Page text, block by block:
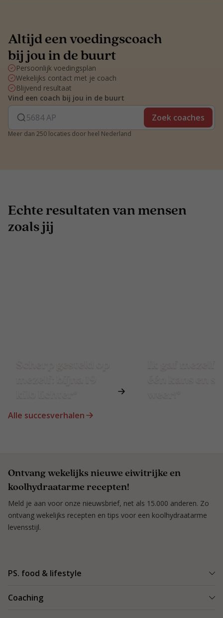
Altijd een voedingscoach
bij jou in de buurt
Persoonlijk voedingsplan
Wekelijks contact met je coach
Blijvend resultaat
Vind een coach bij jou in de buurt
Zoek coaches
Meer dan 250 locaties door heel Nederland
Echte resultaten van mensen
zoals jij
Alle succesverhalen
Ontvang wekelijks nieuwe eiwitrijke en
koolhydraatarme recepten!
Meld je aan voor onze nieuwsbrief, net als 15.000 anderen. Zo
ontvang wekelijks recepten en tips voor een koolhydraatarme
levensstijl.
PS. food & lifestyle
Coaching